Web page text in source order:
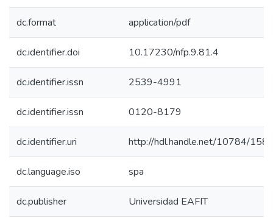
dc.format application/pdf
dc.identifier.doi 10.17230/nfp.9.81.4
dc.identifier.issn 2539-4991
dc.identifier.issn 0120-8179
dc.identifier.uri http://hdl.handle.net/10784/
dc.language.iso spa
dc.publisher Universidad EAFIT